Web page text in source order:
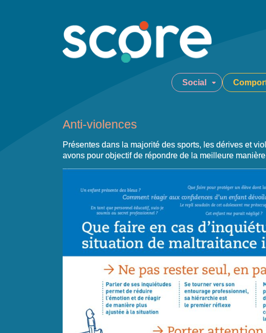
Social
Anti-violences
Présentes dans la majorité des sports, les dérives et
avons pour objectif de répondre de la meilleure